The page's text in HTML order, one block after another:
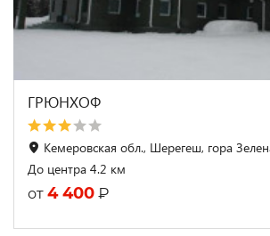
ГРЮНХОФ
Кемеровская обл., Шерегеш, гора
До центра 4.2 км
от 4 400 ₽